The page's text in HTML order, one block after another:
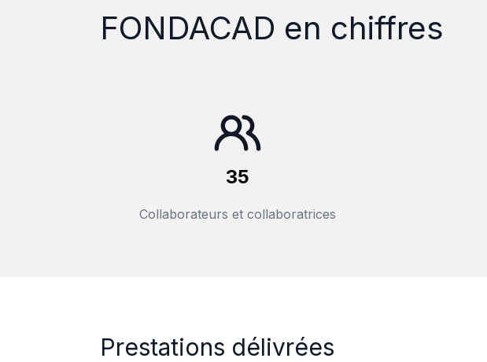
FONDACAD en chiffres
35
Collaborateurs et collaboratrices
Prestations délivré​es